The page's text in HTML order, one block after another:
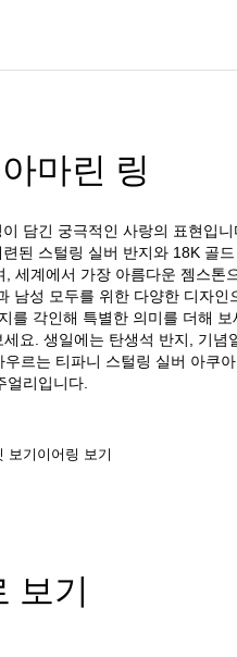
마린 링
담긴 궁극적인 사랑의 표현입
된 스털링 실버 반지와 18K 골
세계에서 가장 아름다운 젬스톤
남성 모두를 위한 다양한 디자인
를 각인해 특별한 의미를 더해
요. 생일에는 탄생석 반지, 기념
르는 티파니 스털링 실버 아쿠
얼리입니다.
보기이어링 보기
보기